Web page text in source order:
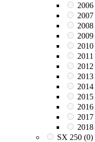
2006
2007
2008
2009
2010
2011
2012
2013
2014
2015
2016
2017
2018
SX 250 (0)